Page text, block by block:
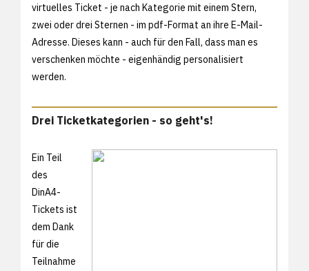
virtuelles Ticket - je nach Kategorie mit einem Stern,
zwei oder drei Sternen - im pdf-Format an ihre E-Mail-
Adresse. Dieses kann - auch für den Fall, dass man es
verschenken möchte - eigenhändig personalisiert
werden.
Drei Ticketkategorien - so geht's!
Ein Teil
des
DinA4-
Tickets ist
dem Dank
für die
Teilnahme